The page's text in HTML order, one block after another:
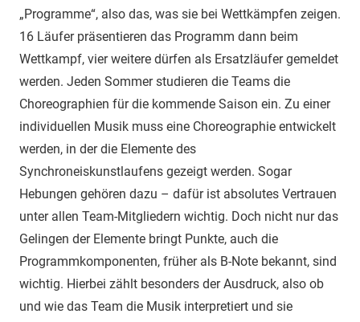
„Programme“, also das, was sie bei Wettkämpfen zeigen.
16 Läufer präsentieren das Programm dann beim
Wettkampf, vier weitere dürfen als Ersatzläufer gemeldet
werden. Jeden Sommer studieren die Teams die
Choreographien für die kommende Saison ein. Zu einer
individuellen Musik muss eine Choreographie entwickelt
werden, in der die Elemente des
Synchroneiskunstlaufens gezeigt werden. Sogar
Hebungen gehören dazu – dafür ist absolutes Vertrauen
unter allen Team-Mitgliedern wichtig. Doch nicht nur das
Gelingen der Elemente bringt Punkte, auch die
Programmkomponenten, früher als B-Note bekannt, sind
wichtig. Hierbei zählt besonders der Ausdruck, also ob
und wie das Team die Musik interpretiert und sie